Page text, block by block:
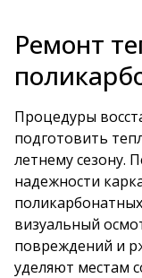
Ремонт
Процедуры
подготовить
летнему сезону.
надежности
визуальный
повреждений и
уделяют местам